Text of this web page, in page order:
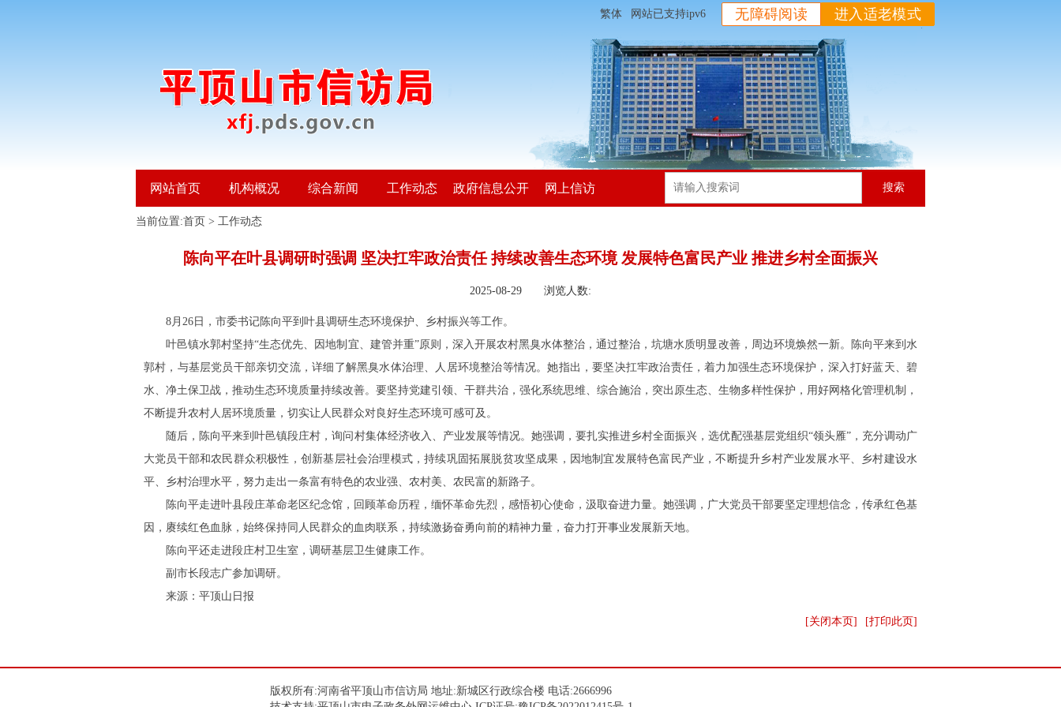
进入适老模式
无障碍阅读
网站已支持ipv6
繁体
网站首页 机构概况 综合新闻 工作动态 政府信息公开 网上信访 搜索
当前位置:首页 > 工作动态
陈向平在叶县调研时强调 坚决扛牢政治责任 持续改善生态环境 发展特色富民产业 推进乡村全面振兴
2025-08-29 浏览人数:
8月26日，市委书记陈向平到叶县调研生态环境保护、乡村振兴等工作。
叶邑镇水郭村坚持“生态优先、因地制宜、建管并重”原则，深入开展农村黑臭水体整治，通过整治，坑塘水质明显改善，周边环境焕然一新。陈向平来到水
郭村，与基层党员干部亲切交流，详细了解黑臭水体治理、人居环境整治等情况。她指出，要坚决扛牢政治责任，着力加强生态环境保护，深入打好蓝天、碧
水、净土保卫战，推动生态环境质量持续改善。要坚持党建引领、干群共治，强化系统思维、综合施治，突出原生态、生物多样性保护，用好网格化管理机制，
不断提升农村人居环境质量，切实让人民群众对良好生态环境可感可及。
随后，陈向平来到叶邑镇段庄村，询问村集体经济收入、产业发展等情况。她强调，要扎实推进乡村全面振兴，选优配强基层党组织“领头雁”，充分调动广
大党员干部和农民群众积极性，创新基层社会治理模式，持续巩固拓展脱贫攻坚成果，因地制宜发展特色富民产业，不断提升乡村产业发展水平、乡村建设水
平、乡村治理水平，努力走出一条富有特色的农业强、农村美、农民富的新路子。
陈向平走进叶县段庄革命老区纪念馆，回顾革命历程，缅怀革命先烈，感悟初心使命，汲取奋进力量。她强调，广大党员干部要坚定理想信念，传承红色基
因，赓续红色血脉，始终保持同人民群众的血肉联系，持续激扬奋勇向前的精神力量，奋力打开事业发展新天地。
陈向平还走进段庄村卫生室，调研基层卫生健康工作。
副市长段志广参加调研。
来源：平顶山日报
[打印此页]
[关闭本页]
版权所有:河南省平顶山市信访局 地址:新城区行政综合楼 电话:2666996